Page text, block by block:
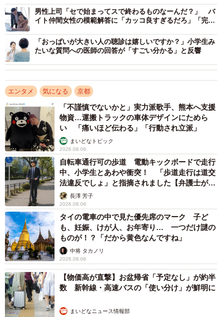
男性上司「セで始まってスで終わるものなーんだ？」 バ
イト仲間女性の模範解答に「カッコ良すぎるだろ」「完璧
「おっぱいが大きい人の聴診は嬉しいですか？」小学生み
たいな質問への医師の回答が「すごい分かる」と反響
エンタメ 気になる 京都
「不謹慎でないかと」実力派歌手、熊本へ支援
物資…運搬トラックの車体デザインにためら
い 「痛いほど伝わる」「行動され立派」
まいどなトピック
2026.08.06
自転車通行可の歩道 電動キックボードで走行
中、小学生とあわや衝突！ 「歩道走行は道交
法違反でしょ」と指摘されました【弁護士が解
説】長澤 芳子
2026.08.06
タイの電車の中で見た優先席のマーク 子ど
も、妊娠、けが人、お年寄り… 一つだけ謎の
ものが！？「だから黄色なんですね」
中将 タカノリ
2026.08.06
【物価高が直撃】お盆帰省「予定なし」が約半
数 新幹線・高速バスの「使い分け」が鮮明に
まいどなニュース情報部